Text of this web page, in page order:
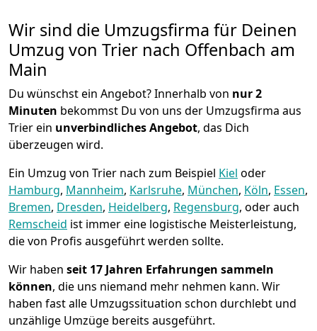
Wir sind die Umzugsfirma für Deinen
Umzug von Trier nach Offenbach am
Main
Du wünschst ein Angebot? Innerhalb von nur 2
Minuten bekommst Du von uns der Umzugsfirma aus
Trier ein unverbindliches Angebot, das Dich
überzeugen wird.
Ein Umzug von Trier nach zum Beispiel Kiel oder
Hamburg, Mannheim, Karlsruhe, München, Köln, Essen,
Bremen, Dresden, Heidelberg, Regensburg, oder auch
Remscheid ist immer eine logistische Meisterleistung,
die von Profis ausgeführt werden sollte.
Wir haben seit 17 Jahren Erfahrungen sammeln
können, die uns niemand mehr nehmen kann. Wir
haben fast alle Umzugssituation schon durchlebt und
unzählige Umzüge bereits ausgeführt.